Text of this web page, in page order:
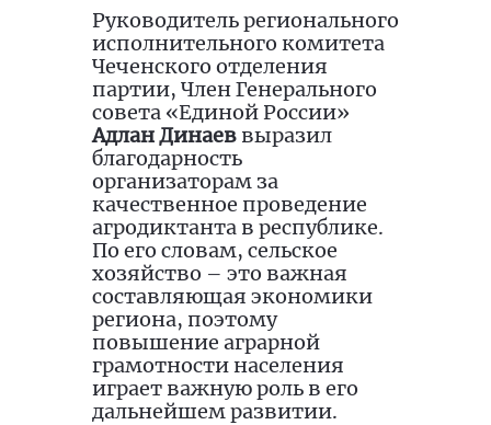
Руководитель регионального
исполнительного комитета
Чеченского отделения
партии, Член Генерального
совета «Единой России»
Адлан Динаев выразил
благодарность
организаторам за
качественное проведение
агродиктанта в республике.
По его словам, сельское
хозяйство – это важная
составляющая экономики
региона, поэтому
повышение аграрной
грамотности населения
играет важную роль в его
дальнейшем развитии.